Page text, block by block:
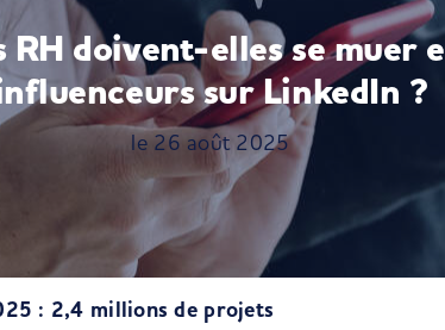
RH doivent-elles se muer
sur LinkedIn ?
le 26 août 2025
: 2,4 millions de projets